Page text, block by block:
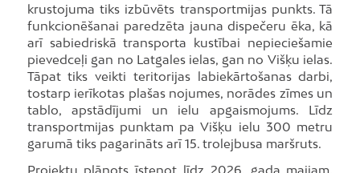
krustojuma tiks izbūvēts transportmijas punkts. Tā
funkcionēšanai paredzēta jauna dispečeru ēka, kā
arī sabiedriskā transporta kustībai nepieciešamie
pievedceļi gan no Latgales ielas, gan no Višķu ielas.
Tāpat tiks veikti teritorijas labiekārtošanas darbi,
tostarp ierīkotas plašas nojumes, norādes zīmes un
tablo, apstādījumi un ielu apgaismojums. Līdz
transportmijas punktam pa Višķu ielu 300 metru
garumā tiks pagarināts arī 15. trolejbusa maršruts.